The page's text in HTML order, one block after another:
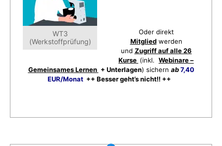
WT3
(Werkstoffprüfung)
Oder direkt
Mitgliedwerden
und Zugriff auf alle 26
Kurse (inkl. Webinare –
Gemeinsames Lernen + Unterlagen) sichern ab7,40
EUR/Monat ++ Besser geht’s nicht!! ++